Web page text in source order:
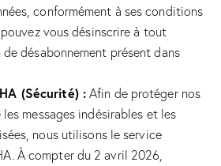
conformément à sesconditions
pouvez vous désinscrire à tout
désabonnement présent dans
(Sécurité) :Afin de protéger nos
messages indésirables et les
nous utilisons le service
À compter du 2 avril 2026,